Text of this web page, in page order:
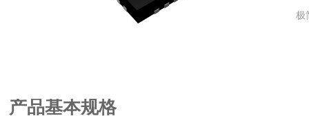
极
产品基本规格